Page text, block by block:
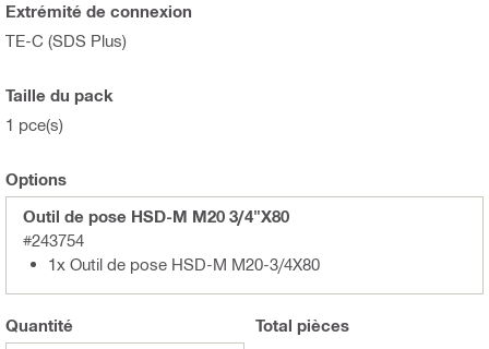
Extrémité de connexion
TE-C (SDS Plus)
Taille du pack
1 pce(s)
Options
Outil de pose HSD-M M20 3/4"X80
#243754
1x Outil de pose HSD-M M20-3/4X80
Quantité Total pièces